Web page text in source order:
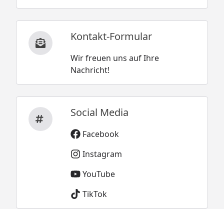
Kontakt-Formular
Wir freuen uns auf Ihre
Nachricht!
Social Media
Facebook
Instagram
YouTube
TikTok